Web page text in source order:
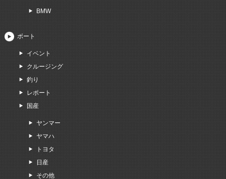
BMW
ボート
イベント
クルージング
釣り
レポート
国産
ヤンマー
ヤマハ
トヨタ
日産
その他